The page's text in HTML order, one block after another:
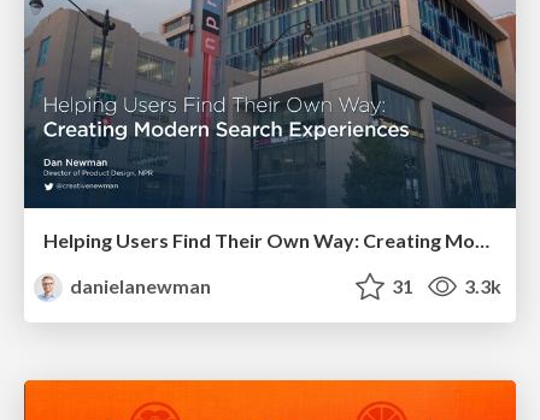
Helping Users Find Their Own Way: Creating Modern Search Experiences
danielanewman
31 3.3k